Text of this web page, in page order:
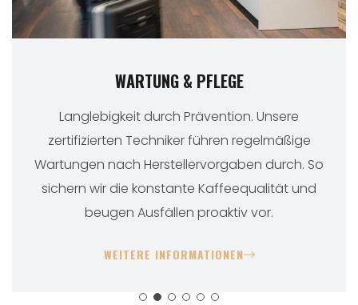
WARTUNG & PFLEGE
Langlebigkeit durch Prävention. Unsere
zertifizierten Techniker führen regelmäßige
Wartungen nach Herstellervorgaben durch. So
sichern wir die konstante Kaffeequalität und
beugen Ausfällen proaktiv vor.
WEITERE INFORMATIONEN